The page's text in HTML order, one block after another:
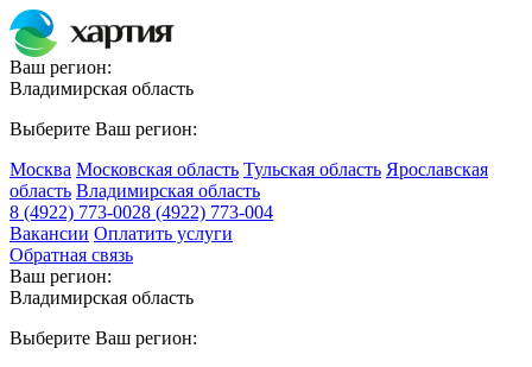
Ваш регион:
Владимирская область
Выберите Ваш регион:
Москва Московская область Тульская область Ярославская
область Владимирская область
8 (4922) 773-0028 (4922) 773-004
Вакансии Оплатить услуги
Обратная связь
Ваш регион:
Владимирская область
Выберите Ваш регион: